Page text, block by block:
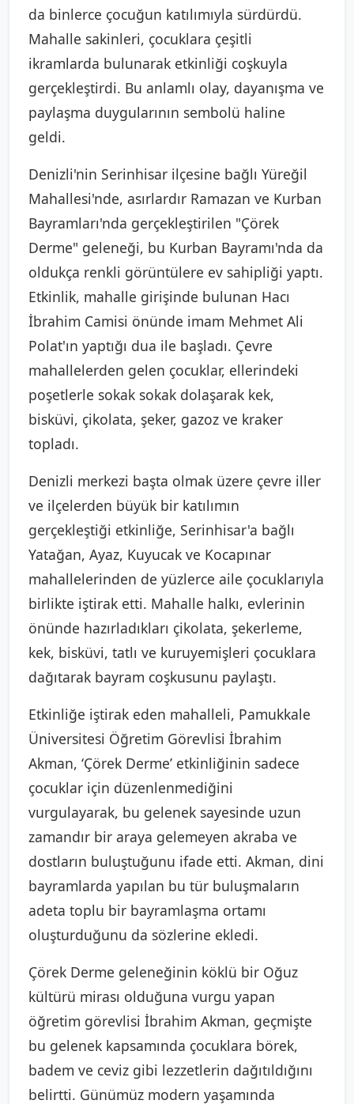
da binlerce çocuğun katılımıyla sürdürdü.
Mahalle sakinleri, çocuklara çeşitli
ikramlarda bulunarak etkinliği coşkuyla
gerçekleştirdi. Bu anlamlı olay, dayanışma ve
paylaşma duygularının sembolü haline
geldi.
Denizli'nin Serinhisar ilçesine bağlı Yüreğil
Mahallesi'nde, asırlardır Ramazan ve Kurban
Bayramları'nda gerçekleştirilen "Çörek
Derme" geleneği, bu Kurban Bayramı'nda da
oldukça renkli görüntülere ev sahipliği yaptı.
Etkinlik, mahalle girişinde bulunan Hacı
İbrahim Camisi önünde imam Mehmet Ali
Polat'ın yaptığı dua ile başladı. Çevre
mahallelerden gelen çocuklar, ellerindeki
poşetlerle sokak sokak dolaşarak kek,
bisküvi, çikolata, şeker, gazoz ve kraker
topladı.
Denizli merkezi başta olmak üzere çevre iller
ve ilçelerden büyük bir katılımın
gerçekleştiği etkinliğe, Serinhisar'a bağlı
Yatağan, Ayaz, Kuyucak ve Kocapınar
mahallelerinden de yüzlerce aile çocuklarıyla
birlikte iştirak etti. Mahalle halkı, evlerinin
önünde hazırladıkları çikolata, şekerleme,
kek, bisküvi, tatlı ve kuruyemişleri çocuklara
dağıtarak bayram coşkusunu paylaştı.
Etkinliğe iştirak eden mahalleli, Pamukkale
Üniversitesi Öğretim Görevlisi İbrahim
Akman, ‘Çörek Derme’ etkinliğinin sadece
çocuklar için düzenlenmediğini
vurgulayarak, bu gelenek sayesinde uzun
zamandır bir araya gelemeyen akraba ve
dostların buluştuğunu ifade etti. Akman, dini
bayramlarda yapılan bu tür buluşmaların
adeta toplu bir bayramlaşma ortamı
oluşturduğunu da sözlerine ekledi.
Çörek Derme geleneğinin köklü bir Oğuz
kültürü mirası olduğuna vurgu yapan
öğretim görevlisi İbrahim Akman, geçmişte
bu gelenek kapsamında çocuklara börek,
badem ve ceviz gibi lezzetlerin dağıtıldığını
belirtti. Günümüz modern yaşamında